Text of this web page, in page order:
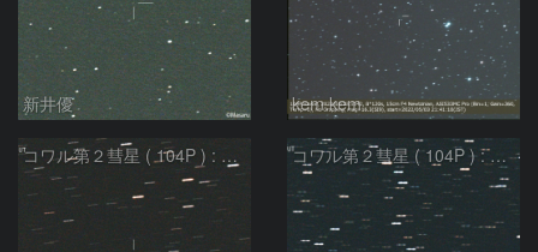
新井優 kem.kem
コワル第２彗星 ( 104P ) : 2022/04/22 コワル第２彗星 ( 104P ) : 2022/04/02